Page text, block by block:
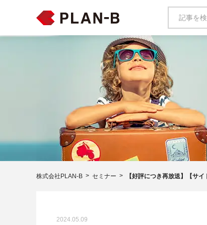
株式会社PLAN-B セミナー 【好評につき再放送】【サ
2024.05.09